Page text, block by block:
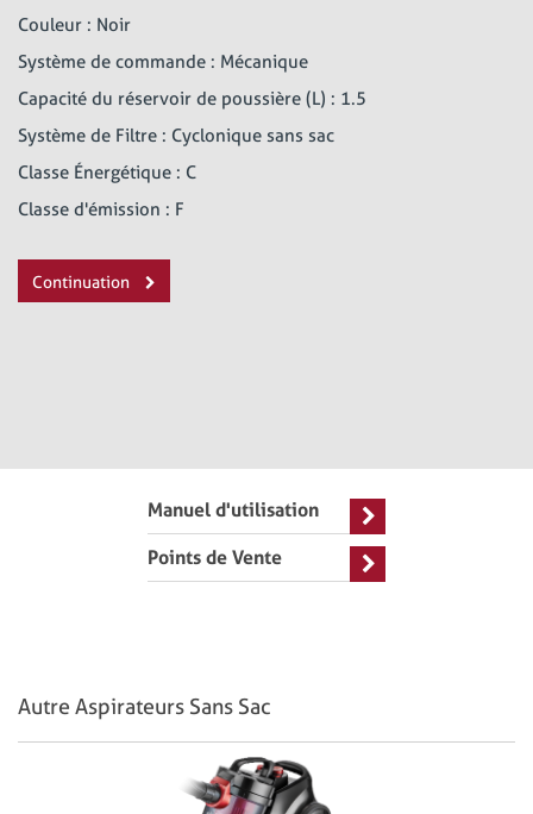
Couleur : Noir
Système de commande : Mécanique
Capacité du réservoir de poussière (L) : 1.5
Système de Filtre : Cyclonique sans sac
Classe Énergétique : C
Classe d'émission : F
Continuation
Manuel d'utilisation
Points de Vente
Autre Aspirateurs Sans Sac